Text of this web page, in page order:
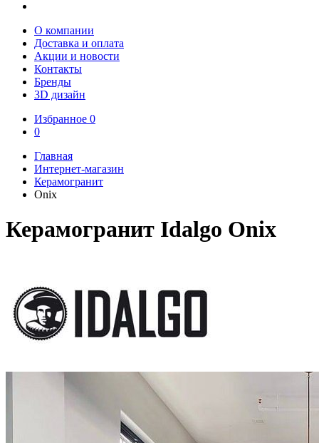
О компании
Доставка и оплата
Акции и новости
Контакты
Бренды
3D дизайн
Избранное 0
0
Главная
Интернет-магазин
Керамогранит
Onix
Керамогранит Idalgo Onix